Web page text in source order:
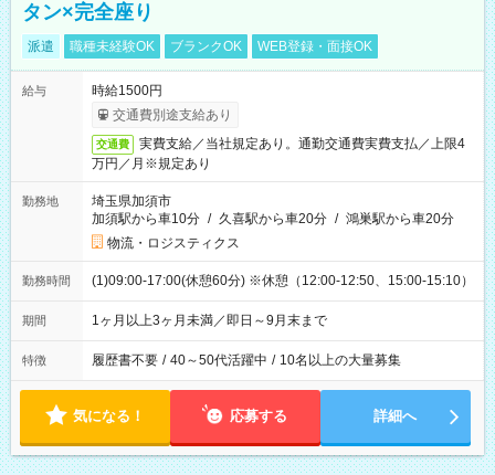
タン×完全座り
派遣 職種未経験OK ブランクOK WEB登録・面接OK
給与
時給1500円
交通費別途支給あり
交通費
実費支給／当社規定あり。通勤交通費実費支払／上限4
万円／月※規定あり
勤務地
埼玉県加須市
加須駅から車10分 / 久喜駅から車20分 / 鴻巣駅から車20分
物流・ロジスティクス
勤務時間 (1)09:00-17:00(休憩60分) ※休憩（12:00-12:50、15:00-15:10）
期間 1ヶ月以上3ヶ月未満／即日～9月末まで
特徴 履歴書不要 / 40～50代活躍中 / 10名以上の大量募集
気になる！ 応募する 詳細へ